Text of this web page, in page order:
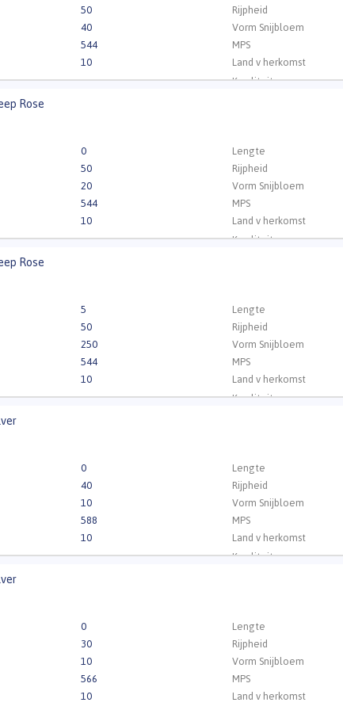
50 Rijpheid
40 Vorm Snijbloem
544 MPS
10
Land v herkomst
Kwaliteit
Rose
0 Lengte
50 Rijpheid
20 Vorm Snijbloem
544 MPS
10
Land v herkomst
Kwaliteit
Rose
5 Lengte
50 Rijpheid
250 Vorm Snijbloem
544 MPS
10
Land v herkomst
Kwaliteit
0 Lengte
40 Rijpheid
10 Vorm Snijbloem
588 MPS
10
Land v herkomst
Kwaliteit
0 Lengte
30 Rijpheid
10 Vorm Snijbloem
566 MPS
10
Land v herkomst